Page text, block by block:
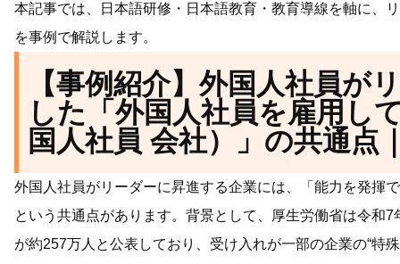
本記事では、日本語研修・日本語教育・教育導線を軸に、
を事例で解説します。
【事例紹介】外国人社員が
した「外国人社員を雇用し
国人社員 会社）」の共通点
外国人社員がリーダーに昇進する企業には、「能力を発揮
という共通点があります。背景として、厚生労働省は令和
が約257万人と公表しており、受け入れが一部の企業の“特